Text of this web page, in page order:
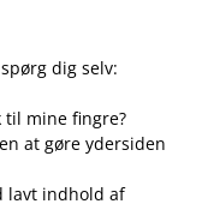
dig selv:
til mine fingre?
at gøre ydersiden
lavt indhold af